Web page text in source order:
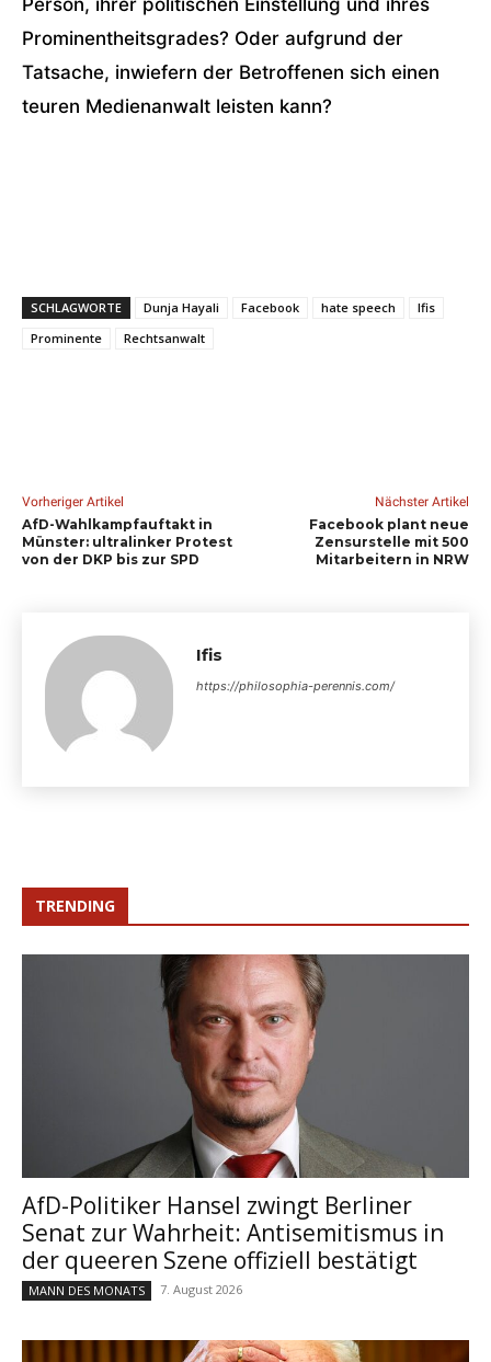
Person, ihrer politischen Einstellung und ihres
Prominentheitsgrades? Oder aufgrund der
Tatsache, inwiefern der Betroffenen sich einen
teuren Medienanwalt leisten kann?
SCHLAGWORTE Dunja Hayali Facebook hate speech
Ifis
Prominente
Rechtsanwalt
Vorheriger Artikel
AfD-Wahlkampfauftakt in
Münster: ultralinker Protest
von der DKP bis zur SPD
Nächster Artikel
Facebook plant neue
Zensurstelle mit 500
Mitarbeitern in NRW
Ifis
https://philosophia-perennis.com/
TRENDING
AfD-Politiker Hansel zwingt Berliner
Senat zur Wahrheit: Antisemitismus in
der queeren Szene offiziell bestätigt
MANN DES MONATS 7. August 2026